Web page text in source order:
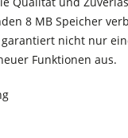
8 MB Speicher
nicht nur
Funktionen aus.